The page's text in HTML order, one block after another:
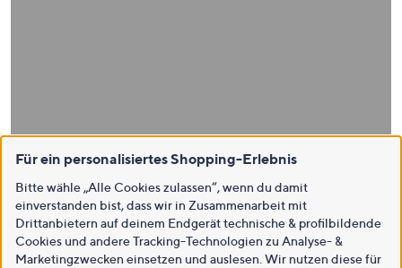
Für ein personalisiertes Shopping-Erlebnis
Bitte wähle „Alle Cookies zulassen“, wenn du damit
einverstanden bist, dass wir in Zusammenarbeit mit
Drittanbietern auf deinem Endgerät technische & profilbildende
Cookies und andere Tracking-Technologien zu Analyse- &
Marketingzwecken einsetzen und auslesen. Wir nutzen diese für